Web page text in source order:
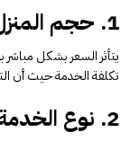
1. حجم المنزل
يتأثر السعر بشكل
تكلفة الخدمة حيث أن
2. نوع الخدمة المطلوبة